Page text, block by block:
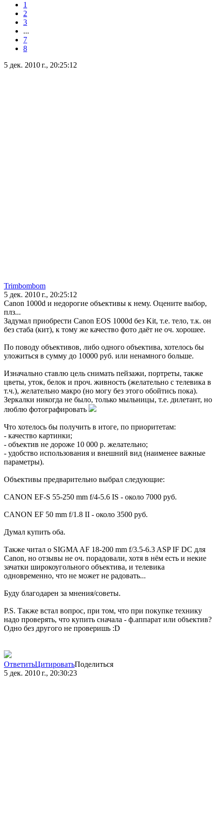
1
2
3
...
7
8
5 дек. 2010 г., 20:25:12
Trimbombom
5 дек. 2010 г., 20:25:12
Canon 1000d и недорогие объективы к нему. Оцените выбор,
плз...
Задумал приобрести Canon EOS 1000d без Kit, т.е. тело, т.к. он
без стаба (кит), к тому же качество фото даёт не оч. хорошее.
По поводу объективов, либо одного объектива, хотелось бы
уложиться в сумму до 10000 руб. или ненамного больше.
Изначально ставлю цель снимать пейзажи, портреты, также
цветы, уток, белок и проч. живность (желательно с телевика в
т.ч.), желательно макро (но могу без этого обойтись пока).
Зеркалки никогда не было, только мыльницы, т.е. дилетант, но
люблю фотографировать
Что хотелось бы получить в итоге, по приоритетам:
- качество картинки;
- объектив не дороже 10 000 р. желательно;
- удобство использования и внешний вид (наименее важные
параметры).
Объективы предварительно выбрал следующие:
CANON EF-S 55-250 mm f/4-5.6 IS - около 7000 руб.
CANON EF 50 mm f/1.8 II - около 3500 руб.
Думал купить оба.
Также читал о SIGMA AF 18-200 mm f/3.5-6.3 ASP IF DC для
Canon, но отзывы не оч. порадовали, хотя в нём есть и некие
зачатки широкоугольного объектива, и телевика
одновременно, что не может не радовать...
Буду благодарен за мнения/советы.
P.S. Также встал вопрос, при том, что при покупке технику
надо проверять, что купить сначала - ф.аппарат или объектив?
Одно без другого не проверишь :D
ОтветитьЦитироватьПоделиться
5 дек. 2010 г., 20:30:23